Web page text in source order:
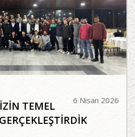
6 Nisan 2026
TEMEL